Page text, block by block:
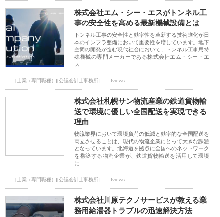
株式会社エム・シー・エスがトンネル工
事の安全性を高める最新機械設備とは
トンネル工事の安全性と効率性を革新する技術進化が日
本のインフラ整備において重要性を増しています。地下
空間の開発が進む現代社会において、トンネル工事用特
殊機械の専門メーカーである株式会社エム・シー・エ
ス…
[士業（専門職種）][公認会計士事務所] 0views
株式会社札幌サン物流産業の鉄道貨物輸
送で環境に優しい全国配送を実現できる
理由
物流業界において環境負荷の低減と効率的な全国配送を
両立させることは、現代の物流企業にとって大きな課題
となっています。北海道を拠点に全国へのネットワーク
を構築する物流企業が、鉄道貨物輸送を活用して環境
に…
[士業（専門職種）][公認会計士事務所] 0views
株式会社川原テクノサービスが教える業
務用給湯器トラブルの迅速解決方法